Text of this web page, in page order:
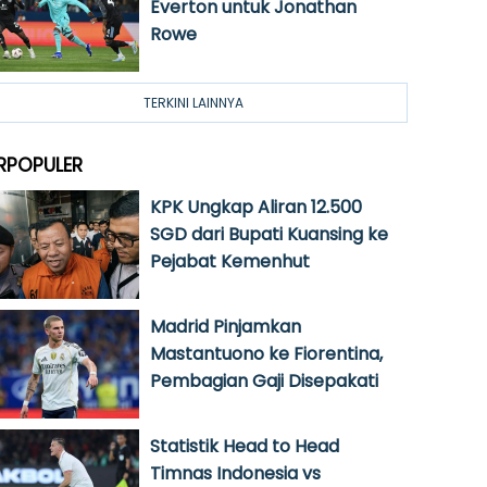
Everton untuk Jonathan
Rowe
TERKINI LAINNYA
KPK Ungkap Aliran 12.500
SGD dari Bupati Kuansing ke
Pejabat Kemenhut
Madrid Pinjamkan
Mastantuono ke Fiorentina,
Pembagian Gaji Disepakati
Statistik Head to Head
Timnas Indonesia vs